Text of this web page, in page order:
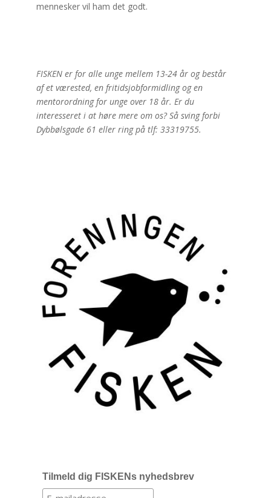
mennesker vil ham det godt.
FISKEN er for alle unge mellem 13-24 år og består
af et værested, en fritidsjobformidling og en
mentorordning for unge over 18 år. Er du
interesseret i at høre mere om os? Så sving forbi
Dybbølsgade 61 eller ring på tlf: 33319755.
Tilmeld dig FISKENs nyhedsbrev